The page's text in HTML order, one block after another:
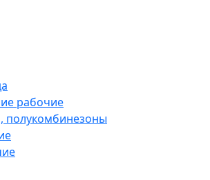
рабочие
полукомбинезоны